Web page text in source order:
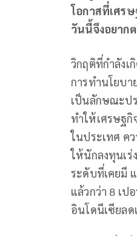
โอกาสที่เศร
วันนี้จึงอยาก
วิกฤติที่กําลัง
การทํานโยบา
เป็นลักษณะป
ทำให้เศรษฐ
ในประเทศ ค
ให้นักลงทุนเร่
ระดับที่เคยมี
แล้วกว่า 8 เ
อินโดนีเซียลด